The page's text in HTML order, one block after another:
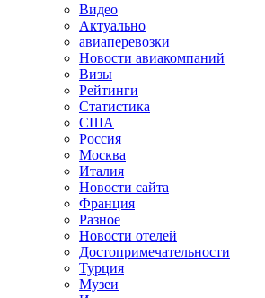
Видео
Актуально
авиаперевозки
Новости авиакомпаний
Визы
Рейтинги
Статистика
США
Россия
Москва
Италия
Новости сайта
Франция
Разное
Новости отелей
Достопримечательности
Турция
Музеи